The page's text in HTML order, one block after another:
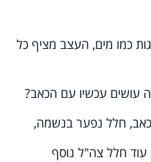
כמו מים, העצב מציף כל
עושים עכשיו עם הכאב?
כאב, חלל נפער בנשמה,
עוד חלל צה"ל נוסף